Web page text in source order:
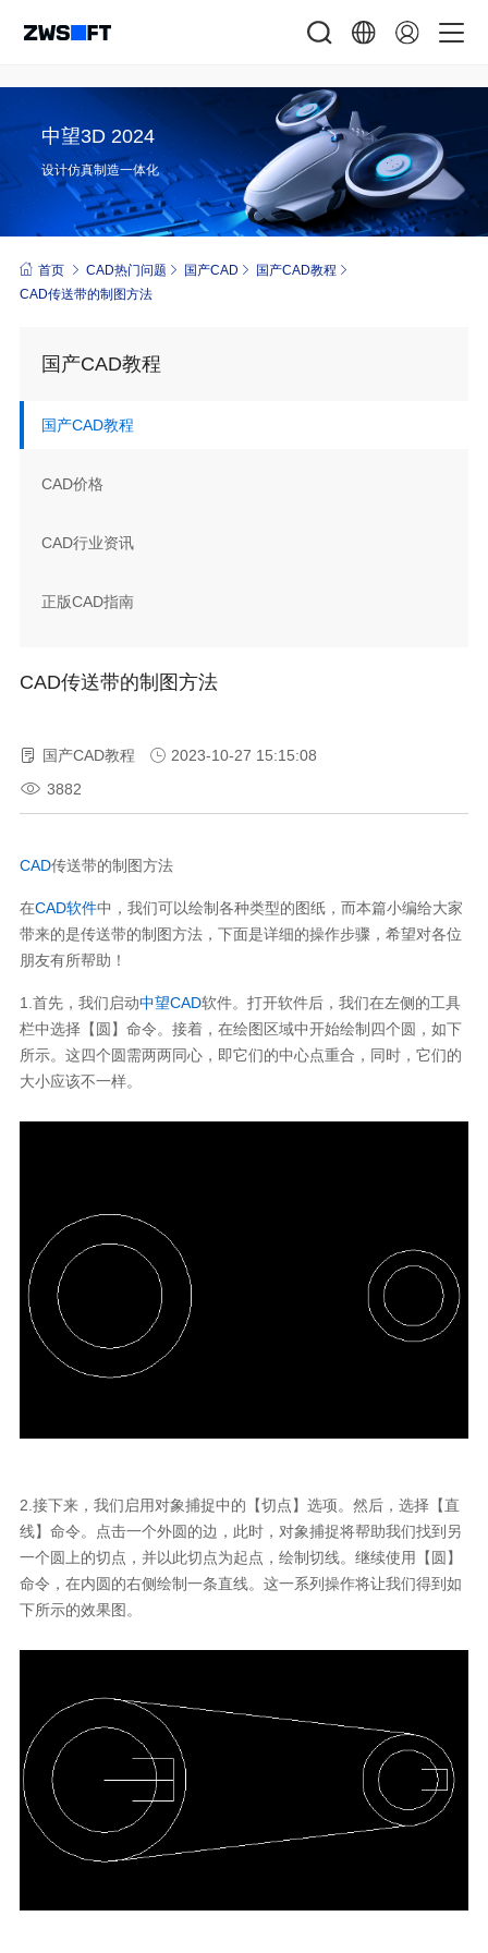
中望3D 2024
设计仿真制造一体化
首页 CAD热门问题 国产CAD
国产CAD教程
CAD传送带的制图方法
国产CAD教程
国产CAD教程
CAD价格
CAD行业资讯
正版CAD指南
CAD传送带的制图方法
国产CAD教程
2023-10-27 15:15:08
3882
CAD传送带的制图方法
在CAD软件中，我们可以绘制各种类型的图纸，而本篇小编给大家
带来的是传送带的制图方法，下面是详细的操作步骤，希望对各位
朋友有所帮助！
1.首先，我们启动中望CAD软件。打开软件后，我们在左侧的工具
栏中选择【圆】命令。接着，在绘图区域中开始绘制四个圆，如下
所示。这四个圆需两两同心，即它们的中心点重合，同时，它们的
大小应该不一样。
2.接下来，我们启用对象捕捉中的【切点】选项。然后，选择【直
线】命令。点击一个外圆的边，此时，对象捕捉将帮助我们找到另
一个圆上的切点，并以此切点为起点，绘制切线。继续使用【圆】
命令，在内圆的右侧绘制一条直线。这一系列操作将让我们得到如
下所示的效果图。